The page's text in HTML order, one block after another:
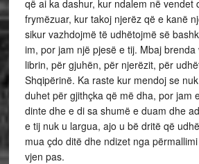
që ai ka dashur, kur ndalem në vendet
frymëzuar, kur takoj njerëz që e kanë
sikur vazhdojmë të udhëtojmë së
im, por jam një pjesë e tij. Mbaj
librin, për gjuhën, për njerëzit, për
Shqipërinë. Ka raste kur mendoj se
duhet për gjithçka që më dha, por jam
dinte dhe e di sa shumë e duam dhe
e tij nuk u largua, ajo u bë dritë që
mua çdo ditë dhe ndizet nga
vjen pas.